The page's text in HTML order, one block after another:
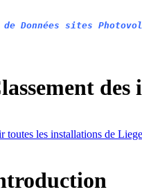
de Données sites
toutes les installations de Liege